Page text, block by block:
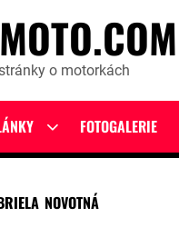
o motorkách
Show
menu
FOTOGALERIE
NOVOTNÁ